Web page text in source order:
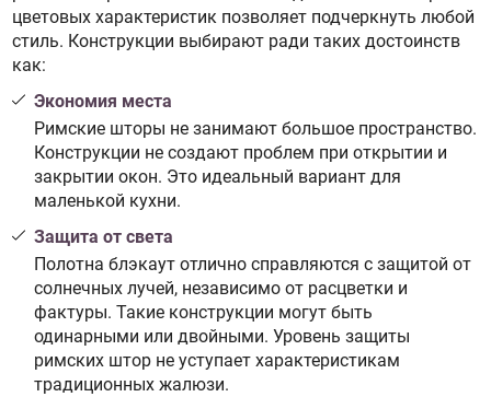
цветовых характеристик позволяет подчеркнуть любой
стиль. Конструкции выбирают ради таких достоинств
как:
Экономия места
Римские шторы не занимают большое пространство.
Конструкции не создают проблем при открытии и
закрытии окон. Это идеальный вариант для
маленькой кухни.
Защита от света
Полотна блэкаут отлично справляются с защитой от
солнечных лучей, независимо от расцветки и
фактуры. Такие конструкции могут быть
одинарными или двойными. Уровень защиты
римских штор не уступает характеристикам
традиционных жалюзи.